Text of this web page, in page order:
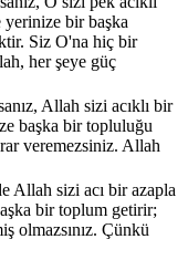
yerinize bir başka
Siz O'na hiç bir
her şeye güç
Allah sizi acıklı bir
başka bir topluluğu
veremezsiniz. Allah
Allah sizi acı bir azapla
bir toplum getirir;
olmazsınız. Çünkü